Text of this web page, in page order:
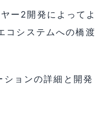
ー2開発によってよ
コシステムへの橋渡
ョンの詳細と開発